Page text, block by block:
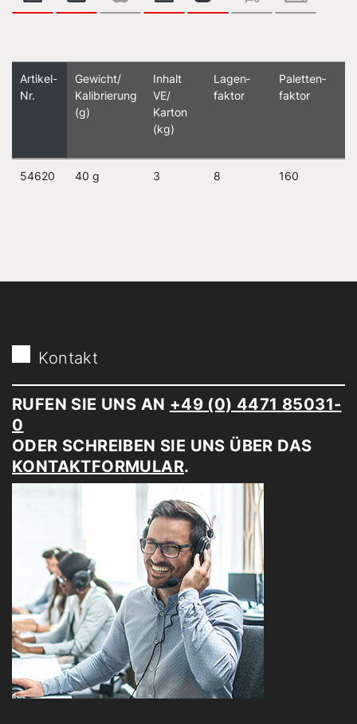
Artikel-
Nr.
Gewicht/
Kalibrierung
(g)
Inhalt
VE/
Karton
(kg)
Lagen­
faktor
Paletten­
faktor
54620 40 g 3 8 160
Kontakt
RUFEN SIE UNS AN +49 (0) 4471 85031-
0
ODER SCHREIBEN SIE UNS ÜBER DAS
KONTAKTFORMULAR.